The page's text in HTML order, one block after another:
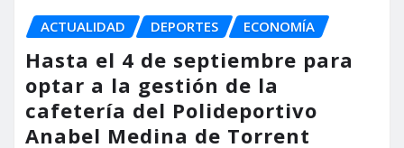
ACTUALIDAD DEPORTES ECONOMÍA
Hasta el 4 de septiembre para
optar a la gestión de la
cafetería del Polideportivo
Anabel Medina de Torrent